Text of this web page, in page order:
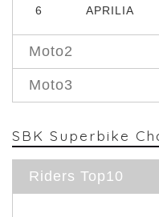
6
APRILIA
Moto2
Moto3
SBK Superbike
Riders Top10